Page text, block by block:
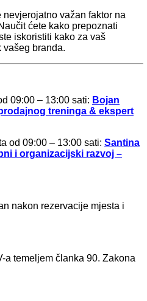
važan faktor na
ćete kako prepoznati
iskoristiti kako za vaš
vašeg branda.
09:00 – 13:00 sati: Bojan
treninga & ekspert
od 09:00 – 13:00 sati: Santina
i organizacijski razvoj –
nakon rezervacije mjesta i
a temeljem članka 90. Zakona